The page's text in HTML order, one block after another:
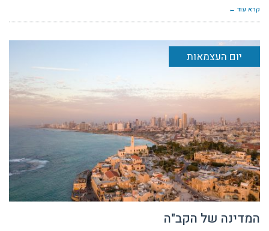
קרא עוד ←
יום העצמאות
המדינה של הקב"ה